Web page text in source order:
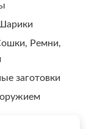
Ремни,
заготовки